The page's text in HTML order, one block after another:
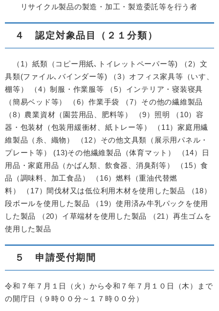
リサイクル製品の製造・加工・製造委託等を行う者
４ 認定対象品目（２１分類）
（1）紙類（コピー用紙､トイレットペーパー等) （2）文
具類(ファイル､バインダー等) （3）オフィス家具等（いす、
棚等） （4）制服・作業服等 （5）インテリア・寝装寝具
（簡易ベッド等） （6）作業手袋 （7）その他の繊維製品
（8）農業資材（園芸用品、肥料等） （9）照明 （10）容
器・包装材（包装用緩衝材、紙トレー等） （11）家庭用繊
維製品（糸、織物） （12）その他文具類（展示用パネル・
プレート等） (13)その他繊維製品（体育マット） （14）日
用品・家庭用品（かばん類、飲食器、消臭剤等） （15）食
品（調味料、加工食品） （16）燃料（重油代替燃
料） （17）間伐材又は低位利用木材を使用した製品 （18）
段ボールを使用した製品 （19）使用済み牛乳パックを使用
した製品 （20）イ草端材を使用した製品 （21）再生ゴムを
使用した製品
５ 申請受付期間
令和７年７月１日（火）から令和７年７月１０日（木）まで
の開庁日（９時００分～１７時００分）